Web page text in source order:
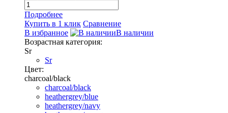
Подробнее
Купить в 1 клик Сравнение
В избранное
В наличии
Возрастная категория:
Sr
Sr
Цвет:
charcoal/black
charcoal/black
heathergrey/blue
heathergrey/navy